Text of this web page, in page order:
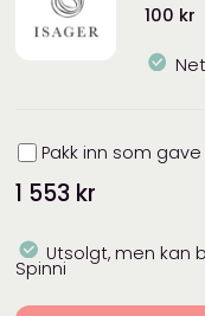
100 kr
Innpakning
Pakk inn som gave
1 553 kr
Utsolgt, men kan
Spinni